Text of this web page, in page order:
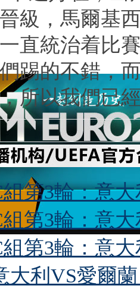
級，馬爾基
直統治着比
踢的不錯，
所以我們已
第3輪：意
第3輪：意
第3輪：意
大利VS愛爾